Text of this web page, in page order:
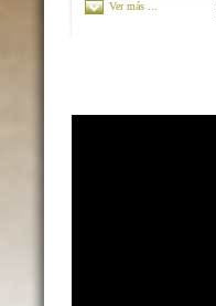
Ver más ...